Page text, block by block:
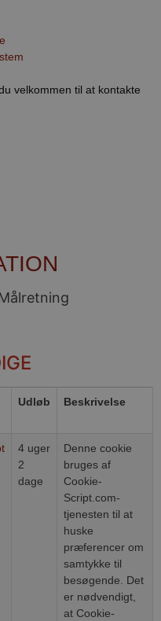
velkommen til at kontakte
Udløb Beskrivelse
4 uger
2
dage
Denne cookie
bruges af
Cookie-
Script.com-
tjenesten til at
huske
præferencer om
samtykke til
besøgende. Det
er nødvendigt,
at Cookie-